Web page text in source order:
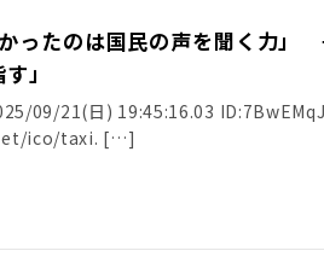
ったのは国民の声を聞く力
」
09/21(日) 19:45:16.03
ico/taxi. […]